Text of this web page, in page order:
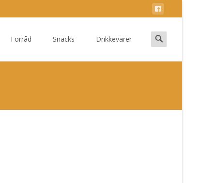
Forråd Snacks Drikkevarer
Search
for: